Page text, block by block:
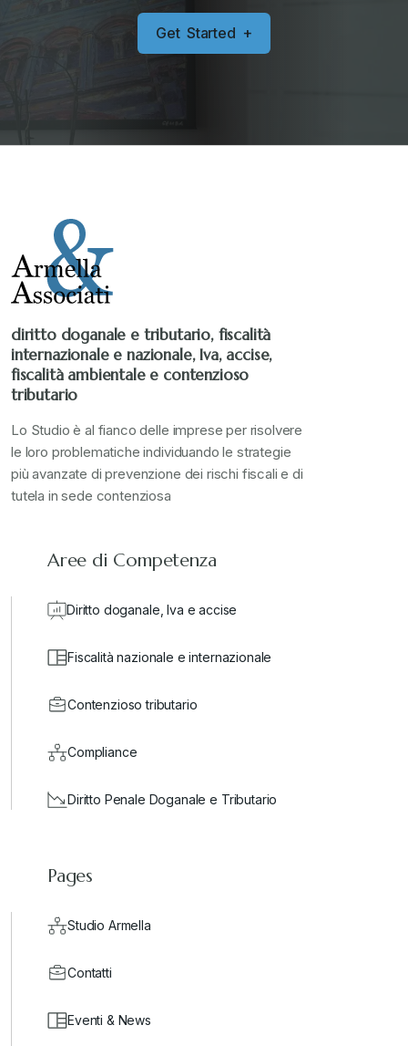
Get Started +
diritto doganale e tributario, fiscalità
internazionale e nazionale, Iva, accise,
fiscalità ambientale e contenzioso
tributario
Lo Studio è al fianco delle imprese per risolvere
le loro problematiche individuando le strategie
più avanzate di prevenzione dei rischi fiscali e di
tutela in sede contenziosa
Aree di Competenza
Diritto doganale, Iva e accise
Fiscalità nazionale e internazionale
Contenzioso tributario
Compliance
Diritto Penale Doganale e Tributario
Pages
Studio Armella
Contatti
Eventi & News